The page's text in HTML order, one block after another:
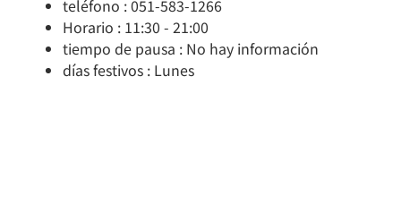
teléfono : 051-583-1266
Horario : 11:30 - 21:00
tiempo de pausa : No hay información
días festivos : Lunes